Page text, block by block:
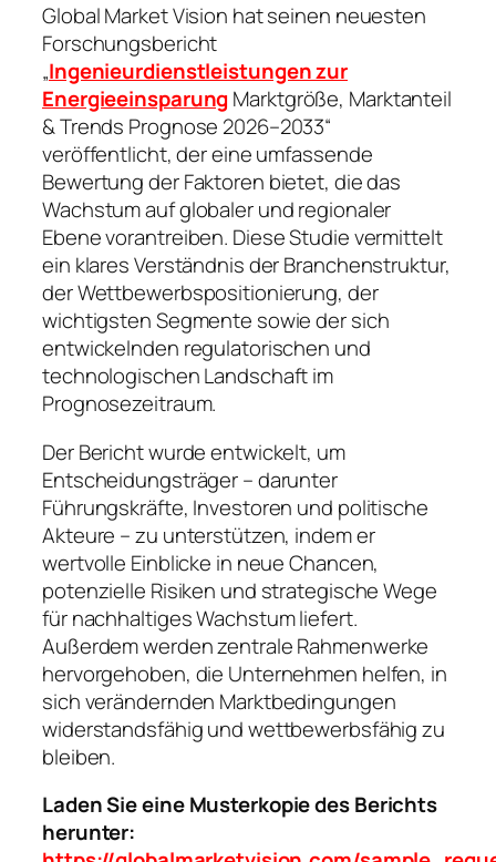
Global Market Vision hat seinen neuesten
Forschungsbericht
„Ingenieurdienstleistungen zur
EnergieeinsparungMarktgröße, Marktanteil
& Trends Prognose 2026–2033“
veröffentlicht, der eine umfassende
Bewertung der Faktoren bietet, die das
Wachstum auf globaler und regionaler
Ebene vorantreiben. Diese Studie vermittelt
ein klares Verständnis der Branchenstruktur,
der Wettbewerbspositionierung, der
wichtigsten Segmente sowie der sich
entwickelnden regulatorischen und
technologischen Landschaft im
Prognosezeitraum.
Der Bericht wurde entwickelt, um
Entscheidungsträger – darunter
Führungskräfte, Investoren und politische
Akteure – zu unterstützen, indem er
wertvolle Einblicke in neue Chancen,
potenzielle Risiken und strategische Wege
für nachhaltiges Wachstum liefert.
Außerdem werden zentrale Rahmenwerke
hervorgehoben, die Unternehmen helfen, in
sich verändernden Marktbedingungen
widerstandsfähig und wettbewerbsfähig zu
bleiben.
Laden Sie eine Musterkopie des Berichts
herunter: